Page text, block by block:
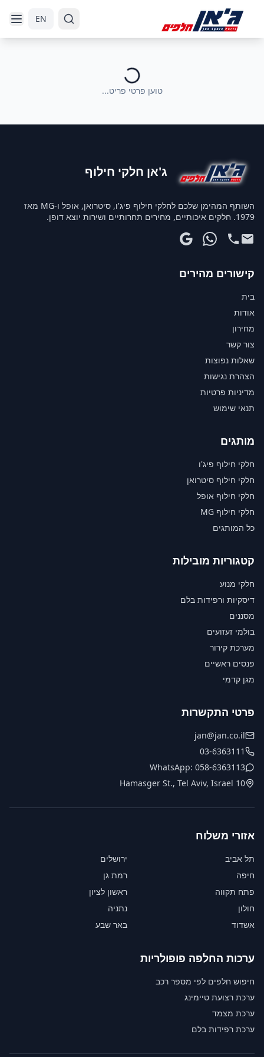
EN
טוען פרטי פריט...
ג'אן חלקי חילוף
השותף המהימן שלכם לחלקי חילוף פיג'ו, סיטרואן, אופל ו-MG מאז
1979. חלקים איכותיים, מחירים תחרותיים ושירות יוצא דופן.
קישורים מהירים
בית
אודות
מחירון
צור קשר
שאלות נפוצות
הצהרת נגישות
מדיניות פרטיות
תנאי שימוש
מותגים
חלקי חילוף פיג'ו
חלקי חילוף סיטרואן
חלקי חילוף אופל
חלקי חילוף MG
כל המותגים
קטגוריות מובילות
חלקי מנוע
דיסקיות ורפידות בלם
מסננים
בולמי זעזועים
מערכת קירור
פנסים ראשיים
מגן קדמי
פרטי התקשרות
jan@jan.co.il
03-6363111
WhatsApp: 058-6363113
10 Hamasger St., Tel Aviv, Israel
אזורי משלוח
תל אביב
ירושלים
חיפה
רמת גן
פתח תקווה
ראשון לציון
חולון
נתניה
אשדוד
באר שבע
ערכות החלפה פופולריות
חיפוש חלפים לפי מספר רכב
ערכת רצועת טיימינג
ערכת מצמד
ערכת רפידות בלם